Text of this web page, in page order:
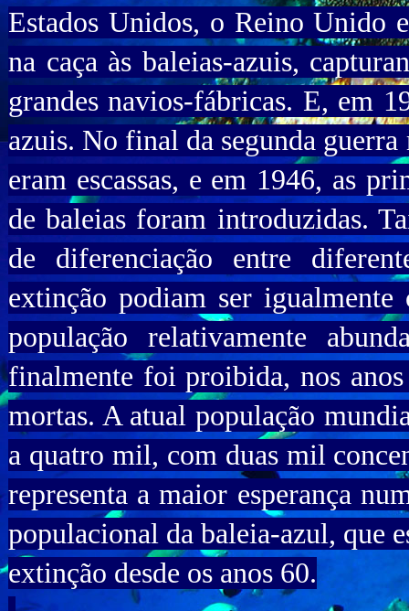
Estados Unidos, o Reino Unido
na caça às baleias-azuis,
grandes navios-fábricas. E, em
azuis. No final da segunda
eram escassas, e em 1946, as
de baleias foram introduzidas.
de diferenciação entre
extinção podiam ser igualmente
população relativamente
finalmente foi proibida, nos
mortas. A atual população
a quatro mil, com duas mil
representa a maior esperança
populacional da baleia-azul, que
extinção desde os anos 60.